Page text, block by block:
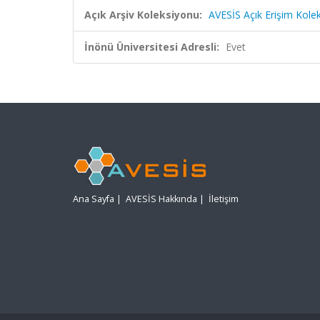
Açık Arşiv Koleksiyonu: AVESİS Açık Erişim
İnönü Üniversitesi Adresli: Evet
Ana Sayfa | AVESİS Hakkında | İletişim